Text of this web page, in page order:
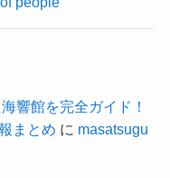
響館を完全ガイド！
まとめ に masatsugu